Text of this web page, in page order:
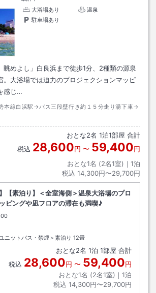
大浴場あり
温泉
駐車場あり
眺めよし」白良浜まで徒歩1分、2種類の源泉
。大浴場では迫力のプロジェクションマッピ
感じ…
本線白浜駅→バス三段壁行き約１５分走り湯下車→
おとな2名 1泊1部屋 合計
税込 28,600円 〜 59,400円
おとな1名 (2名1室)｜ 1泊
税込 14,300円〜29,700円
【素泊り】＜全室海側＞温泉大浴場のプロ
ピングや凪フロアの滞在も満喫♪
ックアウト
ニットバス・禁煙＞素泊り 12畳
おとな2名 1泊 1部屋 合計
税込 28,600円 〜 59,400円
おとな1名 (2名1室)｜ 1泊
税込 14,300円〜29,700円